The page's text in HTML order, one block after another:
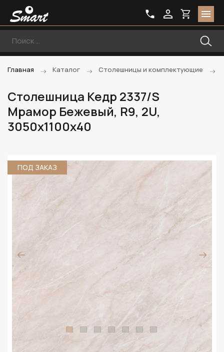
Главная Каталог Столешницы и комплектующие
Столешница Кедр 2337/S
Мрамор Бежевый, R9, 2U,
3050х1100х40
ПОД ЗАКАЗ